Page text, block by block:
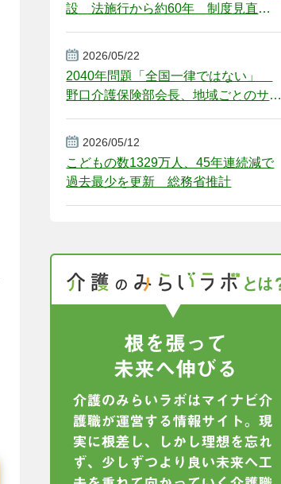
設 法施行から約60年 制度見直し
2026/05/22
2040年問題「全国一律ではない」
野口介護保険部会長、地域ごとのサー
2026/05/12
こどもの数1329万人、45年連続減で
過去最少を更新 総務省推計